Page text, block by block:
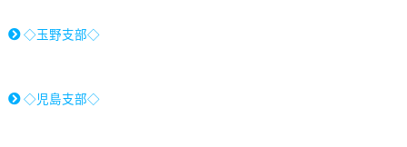
◇玉野支部◇
◇児島支部◇